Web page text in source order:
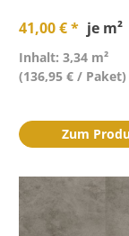
41,00 € * je m²
Inhalt: 3,34 m²
(136,95 € / Paket)
Zum